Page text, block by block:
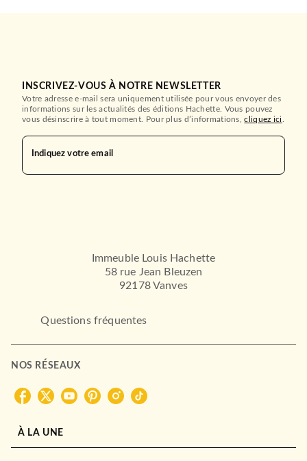
INSCRIVEZ-VOUS À NOTRE NEWSLETTER
Votre adresse e-mail sera uniquement utilisée pour vous envoyer des
informations sur les actualités des éditions Hachette. Vous pouvez
vous désinscrire à tout moment. Pour plus d’informations,cliquez ici
Indiquez votre email
Immeuble Louis Hachette
58 rue Jean Bleuzen
92178 Vanves
Questions fréquentes
NOS RÉSEAUX
À LA UNE